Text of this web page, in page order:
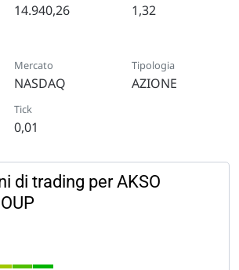
14.940,26 1,32
Mercato
NASDAQ
Tipologia
AZIONE
Tick
0,01
di trading per AKSO